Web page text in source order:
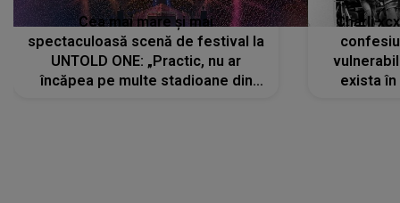
Cea mai mare și mai
spectaculoasă scenă de festival la
UNTOLD ONE: „Practic, nu ar
încăpea pe multe stadioane din
Charli
exista